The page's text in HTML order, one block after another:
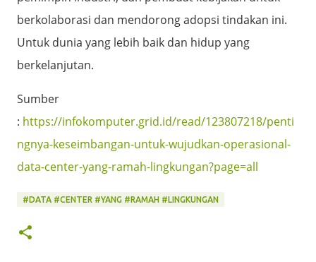
berkolaborasi dan mendorong adopsi tindakan ini.
Untuk dunia yang lebih baik dan hidup yang
berkelanjutan.
Sumber
: https://infokomputer.grid.id/read/123807218/penti
ngnya-keseimbangan-untuk-wujudkan-operasional-
data-center-yang-ramah-lingkungan?page=all
#DATA #CENTER #YANG #RAMAH #LINGKUNGAN